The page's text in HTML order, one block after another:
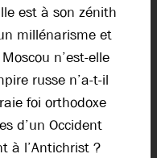
est à son zénith
millénarisme et
n’est-elle
russe n’a-t-il
foi orthodoxe
d’un Occident
à l’Antichrist ?